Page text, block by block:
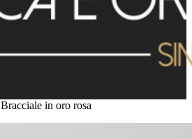
Bracciale in oro rosa